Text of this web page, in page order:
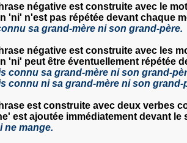
négative est construite avec le
'ni' n'est pas répétée devant chaque
sa grand-mère ni son grand-père.
négative est construite avec les
'ni' peut être éventuellement répétée
connu sa grand-mère ni son grand-
connu ni sa grand-mère ni son grand-
est construite avec deux verbes
est ajoutée immédiatement devant le
ne mange.